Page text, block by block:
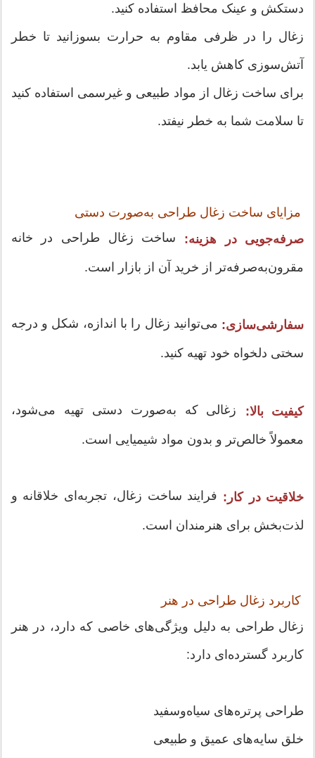
دستکش و عینک محافظ استفاده کنید.
زغال را در ظرفی مقاوم به حرارت بسوزانید تا خطر
آتش‌سوزی کاهش یابد.
برای ساخت زغال از مواد طبیعی و غیرسمی استفاده کنید
تا سلامت شما به خطر نیفتد.
مزایای ساخت زغال طراحی به‌صورت دستی
صرفه‌جویی در هزینه:
ساخت زغال طراحی در خانه
مقرون‌به‌صرفه‌تر از خرید آن از بازار است.
سفارشی‌سازی: می‌توانید زغال را با اندازه، شکل و درجه
سختی دلخواه خود تهیه کنید.
کیفیت بالا: زغالی که به‌صورت دستی تهیه می‌شود،
معمولاً خالص‌تر و بدون مواد شیمیایی است.
خلاقیت در کار: فرایند ساخت زغال، تجربه‌ای خلاقانه و
لذت‌بخش برای هنرمندان است.
کاربرد زغال طراحی در هنر
زغال طراحی به دلیل ویژگی‌های خاصی که دارد، در هنر
کاربرد گسترده‌ای دارد:
طراحی پرتره‌های سیاه‌وسفید
خلق سایه‌های عمیق و طبیعی